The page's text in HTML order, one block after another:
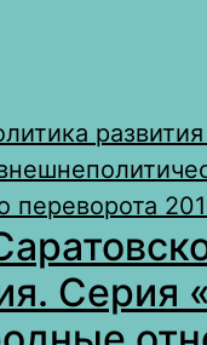
переворота
Серия